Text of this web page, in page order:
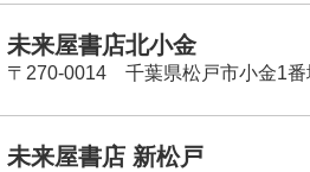
未来屋書店北小金
〒270-0014 千葉県松戸市小金1番
未来屋書店 新松戸